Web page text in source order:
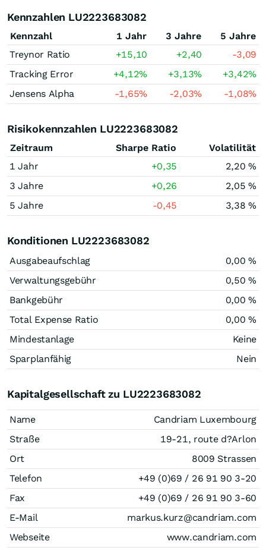
Kennzahlen LU2223683082
Kennzahl 1 Jahr 3 Jahre
5 Jahre
Treynor Ratio
+15,10 +2,40
-3,09
Tracking Error
+4,12% +3,13% +3,42%
Jensens Alpha
-1,65% -2,03% -1,08%
Risikokennzahlen LU2223683082
Zeitraum Sharpe Ratio
Volatilität
1 Jahr
+0,35
2,20 %
3 Jahre
+0,26
2,05 %
5 Jahre
-0,45 3,38 %
Konditionen LU2223683082
Ausgabeaufschlag
0,00 %
Verwaltungsgebühr
0,50 %
Bankgebühr
0,00 %
Total Expense Ratio
0,00 %
Mindestanlage
Keine
Sparplanfähig
Nein
Kapitalgesellschaft zu LU2223683082
Name
Candriam Luxembourg
Straße
19-21, route d?Arlon
Ort
8009 Strassen
Telefon
+49 (0)69 / 26 91 90 3-20
Fax
+49 (0)69 / 26 91 90 3-60
E-Mail
markus.kurz@candriam.com
Webseite
www.candriam.com